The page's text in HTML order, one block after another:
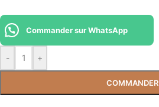
- +
COMMANDER
Commander sur WhatsApp